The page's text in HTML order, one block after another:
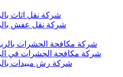
شركة نقل اثاث بالرياض
شركة نقل عفش بالرياض
شركة مكافحة الحشرات بالرياض –
شركة مكافحة الحشرات في الرياض
شركة رش مبيدات بالرياض